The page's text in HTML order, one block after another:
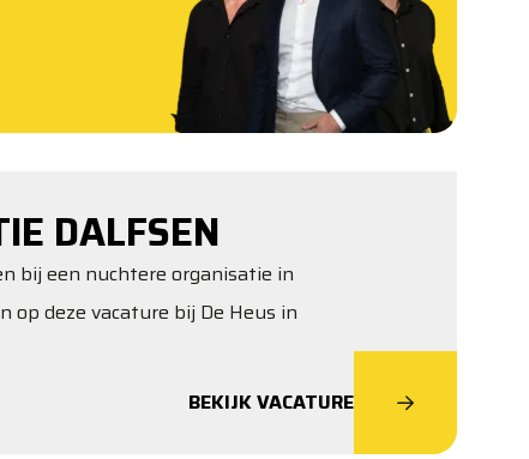
DALFSEN
bij een nuchtere organisatie in
deze vacature bij De Heus in
BEKIJK VACATURE